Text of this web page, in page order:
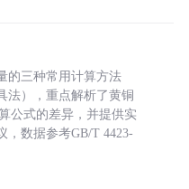
的三种常用计算方法
法），重点解析了黄铜
公式的差异，并提供实
，数据参考GB/T 4423-